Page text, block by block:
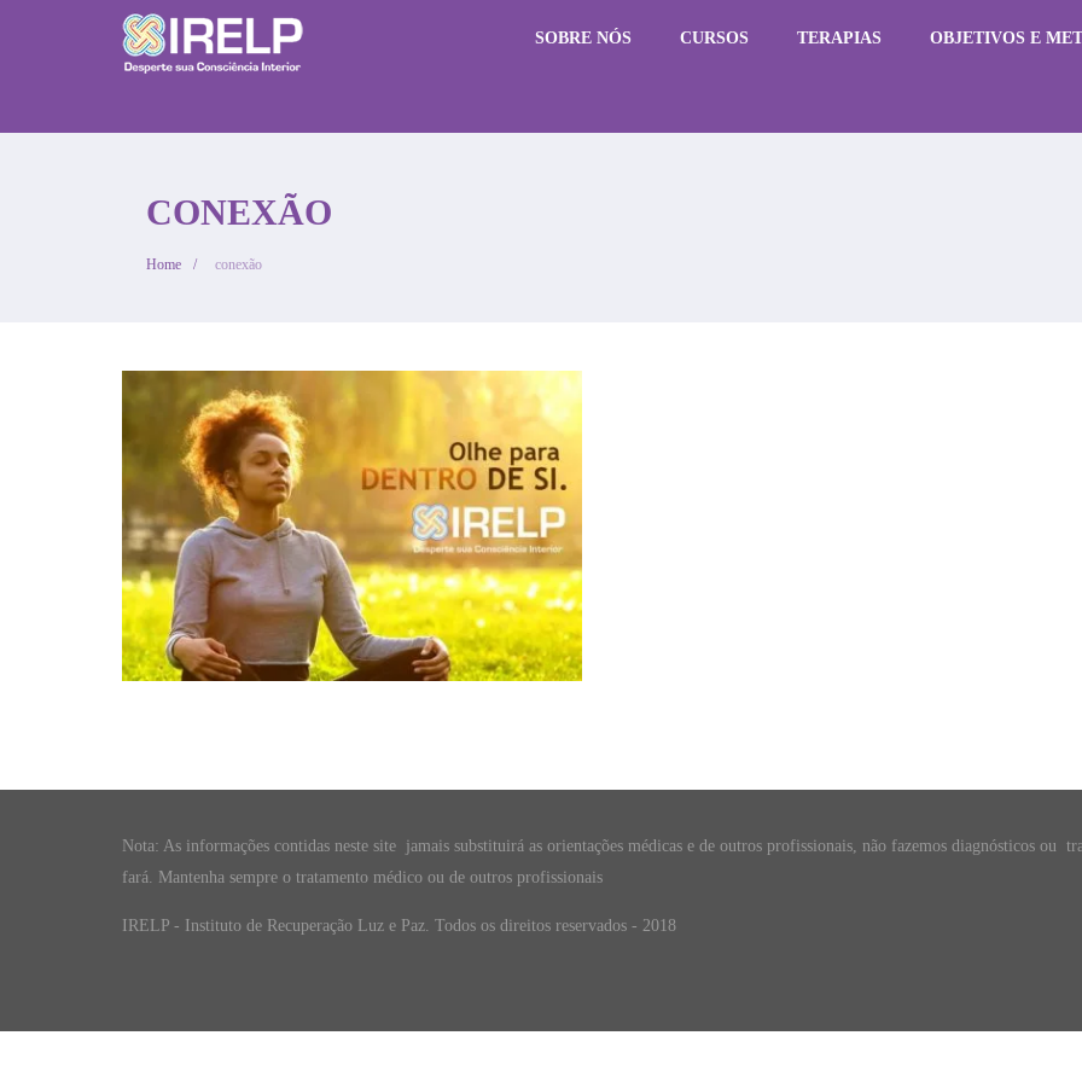
SOBRE NÓS CURSOS TERAPIAS OBJETIVOS E
CONEXÃO
Home conexão
Nota: As informações contidas neste site jamais substituirá as orientações médicas e de outros profissionais, não fazemos diagnósticos ou
fará. Mantenha sempre o tratamento médico ou de outros profissionais
IRELP - Instituto de Recuperação Luz e Paz. Todos os direitos reservados - 2018